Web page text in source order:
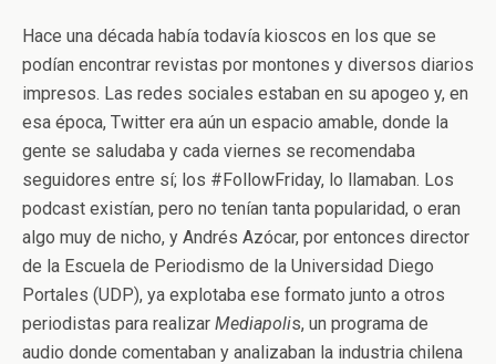
Hace una década había todavía kioscos en los que se
podían encontrar revistas por montones y diversos diarios
impresos. Las redes sociales estaban en su apogeo y, en
esa época, Twitter era aún un espacio amable, donde la
gente se saludaba y cada viernes se recomendaba
seguidores entre sí; los #FollowFriday, lo llamaban. Los
podcast existían, pero no tenían tanta popularidad, o eran
algo muy de nicho, y Andrés Azócar, por entonces director
de la Escuela de Periodismo de la Universidad Diego
Portales (UDP), ya explotaba ese formato junto a otros
periodistas para realizar Mediapolis, un programa de
audio donde comentaban y analizaban la industria chilena